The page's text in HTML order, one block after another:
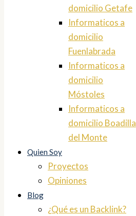
domicilio Getafe
Informaticos a
domicilio
Fuenlabrada
Informaticos a
domicilio
Móstoles
Informaticos a
domicilio Boadilla
del Monte
Quien Soy
Proyectos
Opiniones
Blog
¿Qué es un Backlink?